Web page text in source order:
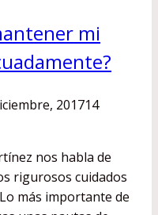
mi
201714
nos habla de
rigurosos cuidados
más importante de